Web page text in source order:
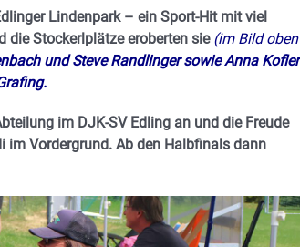
Lindenpark – ein Sport-Hit mit viel
die Stockerlplätze eroberten sie (im Bild oben
und Steve Randlinger sowie Anna Kofler
im DJK-SV Edling an und die Freude
im Vordergrund. Ab den Halbfinals dann